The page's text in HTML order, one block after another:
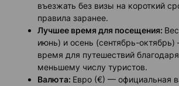
въезжать без визы на короткий
правила заранее.
Лучшее время для посещения:
июнь) и осень (сентябрь-
время для путешествий
меньшему числу туристов.
Валюта: Евро (€) — официальная